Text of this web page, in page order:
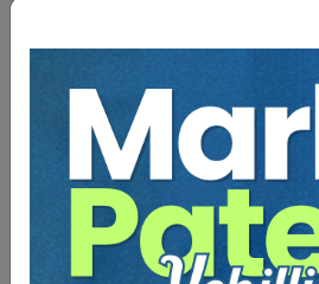
SAFAHAT: (…)
UYUŞMAZLIK:
ÖN SORUN: …
NİHAİ KARAR: …